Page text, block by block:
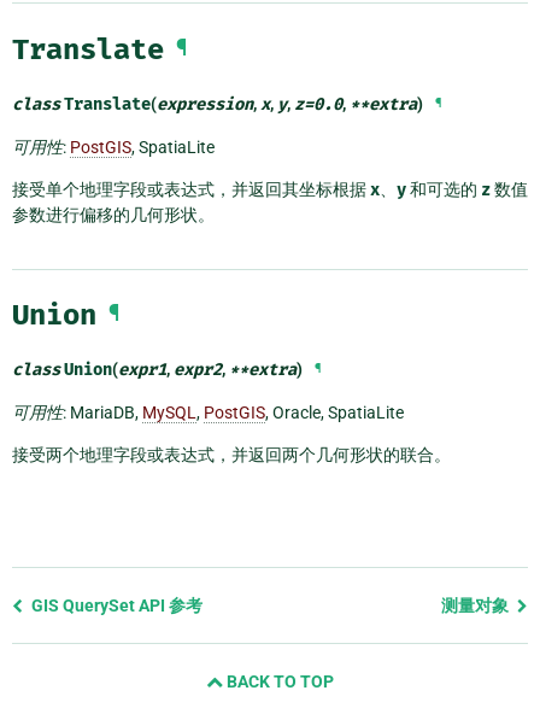
Translate ¶
classTranslate(expression,x, y, z=0.0, **extra) ¶
可用性: PostGIS, SpatiaLite
接受单个地理字段或表达式，并返回其坐标根据x y和可选的 z数值
参数进行偏移的几何形状。
Union ¶
classUnion(expr1, expr2, **extra) ¶
可用性: MariaDB, MySQL , PostGIS, Oracle, SpatiaLite
接受两个地理字段或表达式，并返回两个几何形状的联合。
Previous
GIS QuerySet API 参考 测量对象
BACK TO TOP